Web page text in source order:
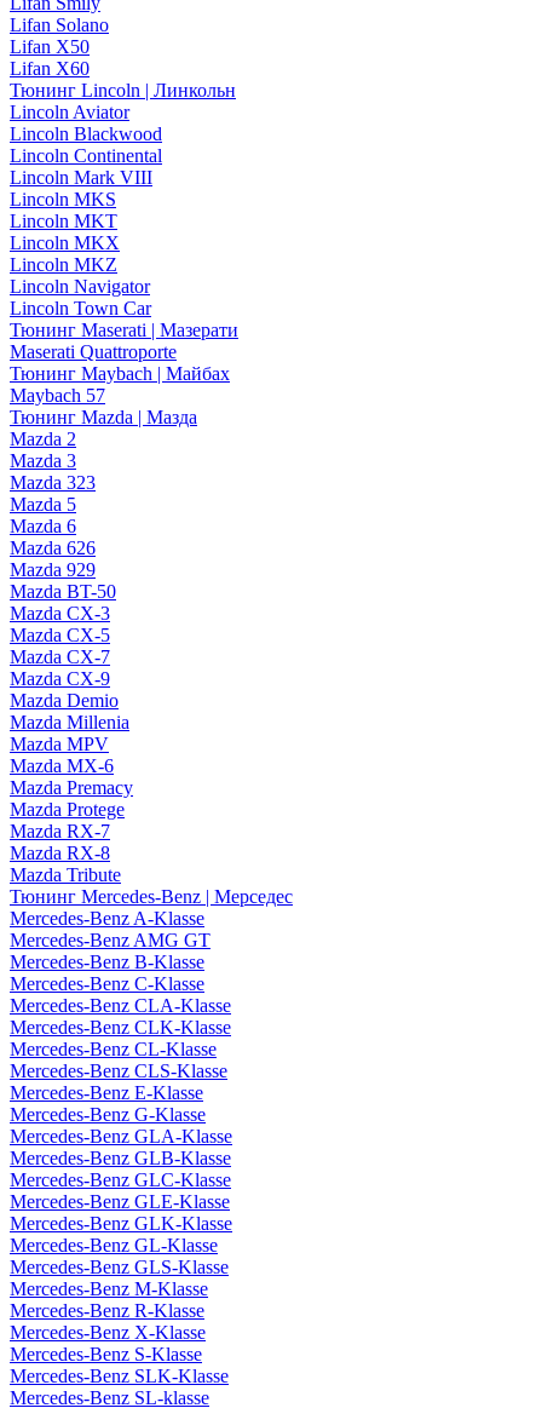
Lifan Solano
Lifan X50
Lifan X60
Тюнинг Lincoln | Линкольн
Lincoln Aviator
Lincoln Blackwood
Lincoln Continental
Lincoln Mark VIII
Lincoln MKS
Lincoln MKT
Lincoln MKX
Lincoln MKZ
Lincoln Navigator
Lincoln Town Car
Тюнинг Maserati | Мазерати
Maserati Quattroporte
Тюнинг Maybach | Майбах
Maybach 57
Тюнинг Mazda | Мазда
Mazda 2
Mazda 3
Mazda 323
Mazda 5
Mazda 6
Mazda 626
Mazda 929
Mazda BT-50
Mazda CX-3
Mazda CX-5
Mazda CX-7
Mazda CX-9
Mazda Demio
Mazda Millenia
Mazda MPV
Mazda MX-6
Mazda Premacy
Mazda Protege
Mazda RX-7
Mazda RX-8
Mazda Tribute
Тюнинг Mercedes-Benz | Мерседес
Mercedes-Benz A-Klasse
Mercedes-Benz AMG GT
Mercedes-Benz B-Klasse
Mercedes-Benz C-Klasse
Mercedes-Benz CLA-Klasse
Mercedes-Benz CLK-Klasse
Mercedes-Benz CL-Klasse
Mercedes-Benz CLS-Klasse
Mercedes-Benz E-Klasse
Mercedes-Benz G-Klasse
Mercedes-Benz GLA-Klasse
Mercedes-Benz GLB-Klasse
Mercedes-Benz GLC-Klasse
Mercedes-Benz GLE-Klasse
Mercedes-Benz GLK-Klasse
Mercedes-Benz GL-Klasse
Mercedes-Benz GLS-Klasse
Mercedes-Benz M-Klasse
Mercedes-Benz R-Klasse
Mercedes-Benz X-Klasse
Mercedes-Benz S-Klasse
Mercedes-Benz SLK-Klasse
Mercedes-Benz SL-klasse